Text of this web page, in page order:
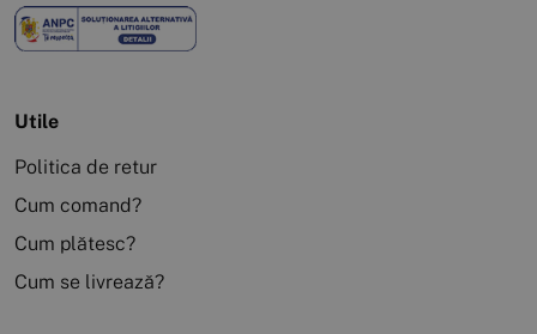
Utile
Politica de retur
Cum comand?
Cum plătesc?
Cum se livrează?